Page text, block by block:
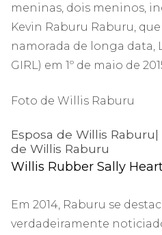
meninas, dois meninos,
Kevin Raburu Raburu,
namorada de longa data,
GIRL) em 1º de maio de
Foto de Willis Raburu
Esposa de Willis Raburu|
de Willis Raburu
Willis Rubber Sally
Em 2014, Raburu se
verdadeiramente